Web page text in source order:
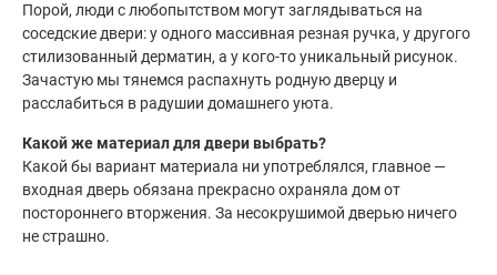
Порой, люди с любопытством могут заглядываться на
соседские двери: у одного массивная резная ручка, у другого
стилизованный дерматин, а у кого-то уникальный рисунок.
Зачастую мы тянемся распахнуть родную дверцу и
расслабиться в радушии домашнего уюта.
Какой же материал для двери выбрать?
Какой бы вариант материала ни употреблялся, главное —
входная дверь обязана прекрасно охраняла дом от
постороннего вторжения. За несокрушимой дверью ничего
не страшно.